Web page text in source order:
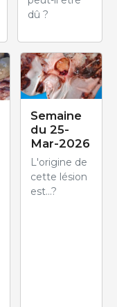
dû ?
Semaine
du 25-
Mar-2026
L'origine de
cette lésion
est...?